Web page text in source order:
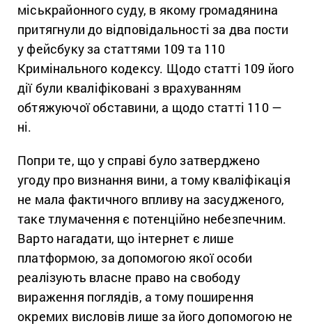
міськрайонного суду, в якому громадянина
притягнули до відповідальності за два пости
у фейсбуку за статтями 109 та 110
Кримінального кодексу. Щодо статті 109 його
дії були кваліфіковані з врахуванням
обтяжуючої обставини, а щодо статті 110 —
ні.
Попри те, що у справі було затверджено
угоду про визнання вини, а тому кваліфікація
не мала фактичного впливу на засудженого,
таке тлумачення є потенційно небезпечним.
Варто нагадати, що інтернет є лише
платформою, за допомогою якої особи
реалізують власне право на свободу
вираження поглядів, а тому поширення
окремих висловів лише за його допомогою не